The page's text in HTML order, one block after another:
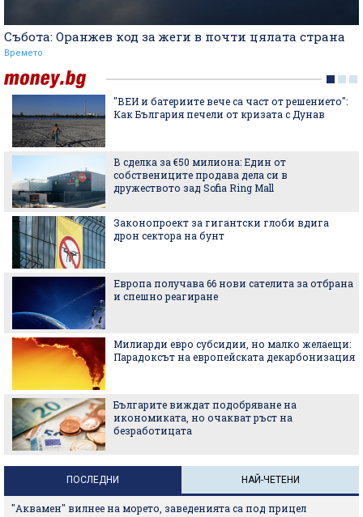
Събота: Оранжев код за жеги в почти цялата страна
Времето
"ВЕИ и батериите вече са част от решението":
Как България печели от кризата с Дунав
В сделка за €50 милиона: Един от
собствениците продава дела си в
дружеството зад Sofia Ring Mall
Законопроект за гигантски глоби вдига
дрон сектора на бунт
Европа получава 66 нови сателита за отбрана
и спешно реагиране
Милиарди евро субсидии, но малко желаещи:
Парадоксът на европейската декарбонизация
Българите виждат подобряване на
икономиката, но очакват ръст на
безработицата
ПОСЛЕДНИ НАЙ-ЧЕТЕНИ
"Аквамен" вилнее на морето, заведенията са под прицел